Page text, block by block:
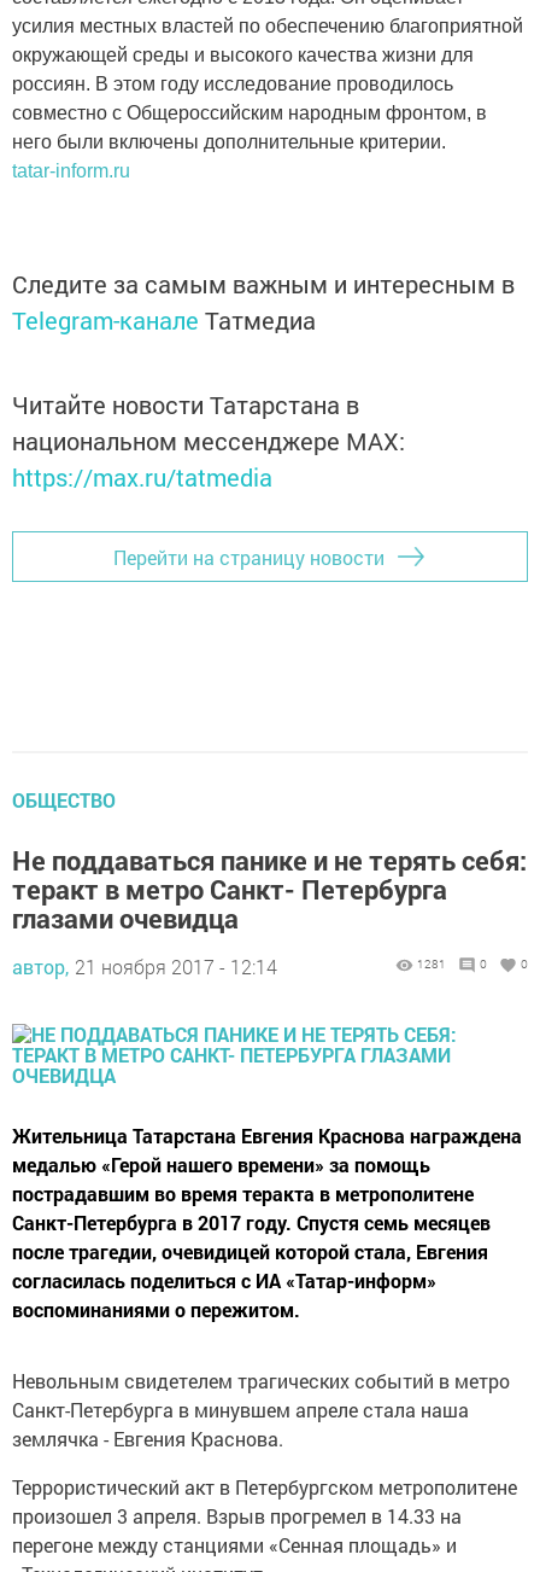
усилия местных властей по обеспечению благоприятной
окружающей среды и высокого качества жизни для
россиян. В этом году исследование проводилось
совместно с Общероссийским народным фронтом, в
него были включены дополнительные критерии.
tatar-inform.ru
Следите за самым важным и интересным в
Telegram-канале Татмедиа
Читайте новости Татарстана в
национальном мессенджере MАХ:
https://max.ru/tatmedia
Перейти на страницу новости
ОБЩЕСТВО
Не поддаваться панике и не терять себя:
теракт в метро Санкт- Петербурга
глазами очевидца
автор, 21 ноября 2017 - 12:14 1281 0 0
Жительница Татарстана Евгения Краснова награждена
медалью «Герой нашего времени» за помощь
пострадавшим во время теракта в метрополитене
Санкт-Петербурга в 2017 году. Спустя семь месяцев
после трагедии, очевидицей которой стала, Евгения
согласилась поделиться с ИА «Татар-информ»
воспоминаниями о пережитом.
Невольным свидетелем трагических событий в метро
Санкт-Петербурга в минувшем апреле стала наша
землячка - Евгения Краснова.
Террористический акт в Петербургском метрополитене
произошел 3 апреля. Взрыв прогремел в 14.33 на
перегоне между станциями «Сенная площадь» и